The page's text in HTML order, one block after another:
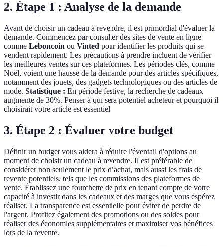
2. Étape 1 : Analyse de la demande
Avant de choisir un cadeau à revendre, il est primordial d'évaluer la
demande. Commencez par consulter des sites de vente en ligne
comme Leboncoin ou Vinted pour identifier les produits qui se
vendent rapidement. Les précautions à prendre incluent de vérifier
les meilleures ventes sur ces plateformes. Les périodes clés, comme
Noël, voient une hausse de la demande pour des articles spécifiques,
notamment des jouets, des gadgets technologiques ou des articles de
mode. Statistique : En période festive, la recherche de cadeaux
augmente de 30%. Penser à qui sera potentiel acheteur et pourquoi il
choisirait votre article est essentiel.
3. Étape 2 : Évaluer votre budget
Définir un budget vous aidera à réduire l'éventail d'options au
moment de choisir un cadeau à revendre. Il est préférable de
considérer non seulement le prix d’achat, mais aussi les frais de
revente potentiels, tels que les commissions des plateformes de
vente. Établissez une fourchette de prix en tenant compte de votre
capacité à investir dans les cadeaux et des marges que vous espérez
réaliser. La transparence est essentielle pour éviter de perdre de
l'argent. Profitez également des promotions ou des soldes pour
réaliser des économies supplémentaires et maximiser vos bénéfices
lors de la revente.